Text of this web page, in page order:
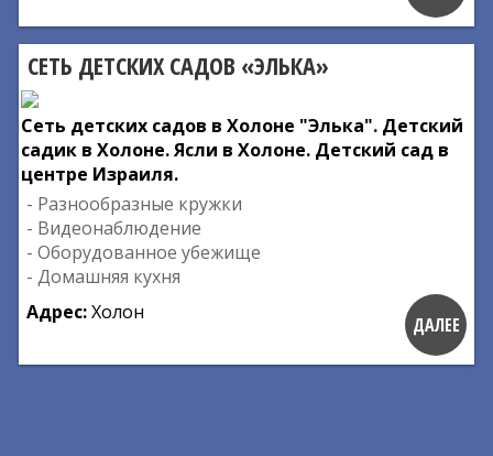
СЕТЬ ДЕТСКИХ САДОВ «ЭЛЬКА»
Сеть детских садов в Холоне "Элька". Детский
садик в Холоне. Ясли в Холоне. Детский сад в
центре Израиля.
- Разнообразные кружки
- Видеонаблюдение
- Оборудованное убежище
- Домашняя кухня
Адрес:Холон
ДАЛЕЕ